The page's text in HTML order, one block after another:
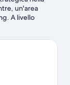
un'area
A livello
due tappe
Palace.